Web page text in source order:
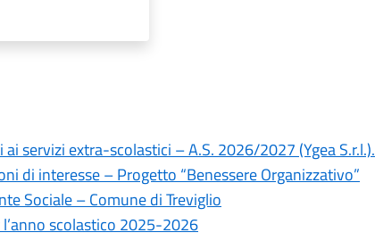
servizi extra-scolastici – A.S. 2026/2027 (Ygea S.r.l.).
di interesse – Progetto “Benessere Organizzativo”
Sociale – Comune di Treviglio
l’anno scolastico 2025-2026